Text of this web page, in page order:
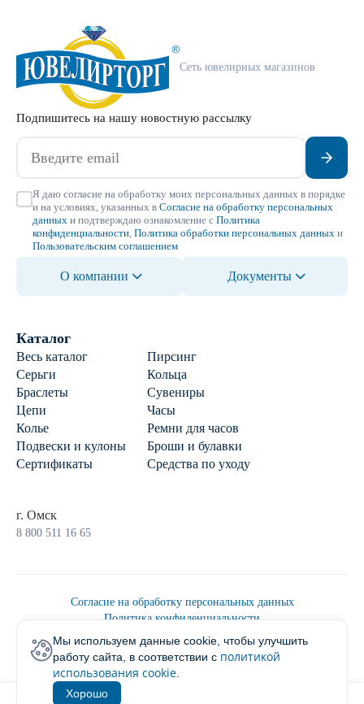
Сеть ювелирных магазинов
Подпишитесь на нашу новостную рассылку
Я даю согласие на обработку моих персональных данных в порядке
и на условиях, указанных в Согласие на обработку персональных
данных и подтверждаю ознакомление с Политика
конфиденциальности Политика обработки персональных данных и
Пользовательским соглашением
О компании Документы
Каталог
Весь каталог
Пирсинг
Серьги
Кольца
Браслеты
Сувениры
Цепи
Часы
Колье
Ремни для часов
Подвески и кулоны
Броши и булавки
Сертификаты
Средства по уходу
г. Омск
8 800 511 16 65
Согласие на обработку персональных данных
Политика конфиденциальности
Политика обработки персональных данных
Пользовательским соглашением
2026 © Ювелирторг
Мы используем данные cookie, чтобы улучшить
работу сайта, в соответствии с политикой
использования cookie
Хорошо